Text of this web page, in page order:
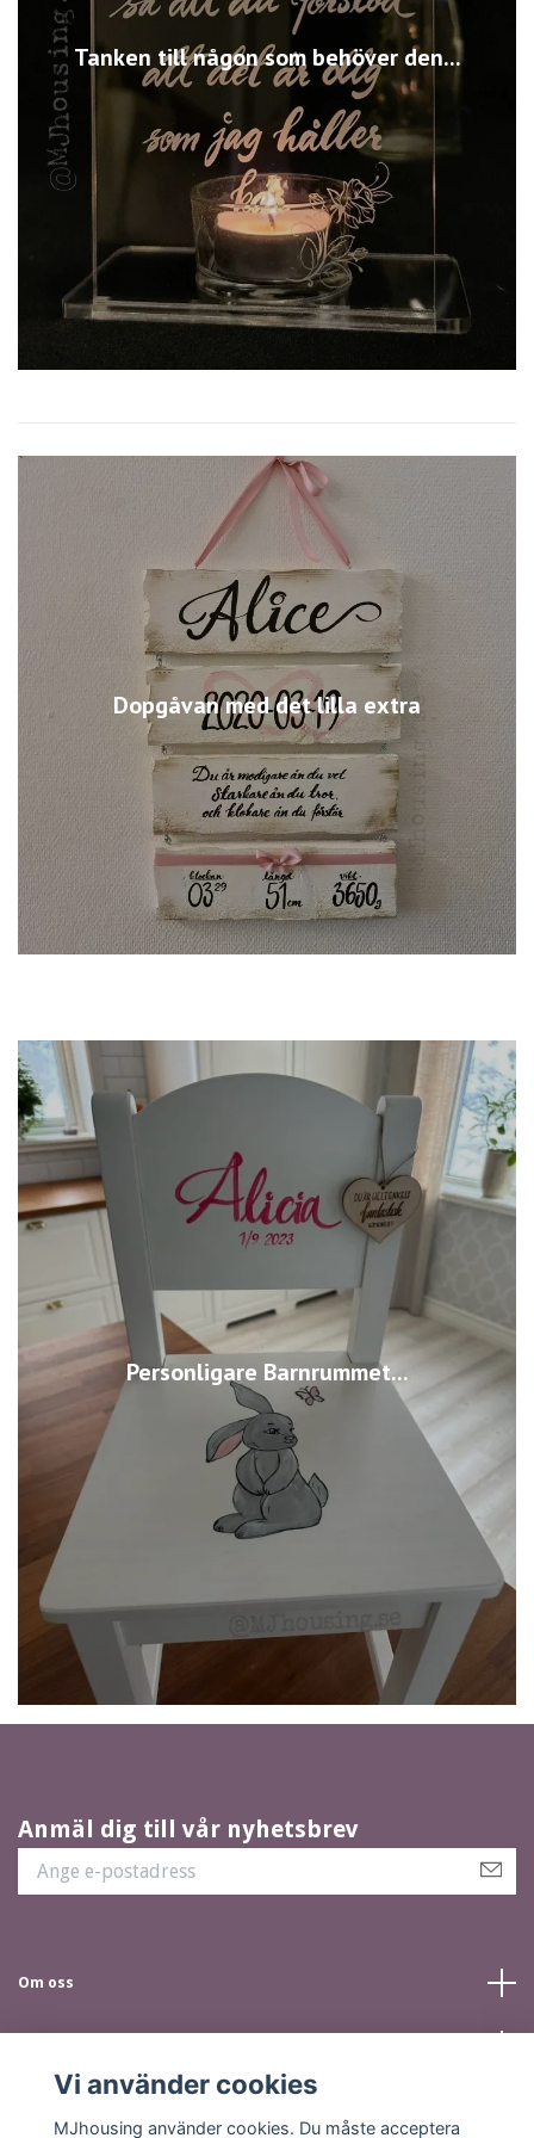
Tanken till någon som behöver den...
Dopgåvan med det lilla extra
Personligare Barnrummet...
Anmäl dig till vår nyhetsbrev
Om oss
Vi använder cookies
MJhousing använder cookies. Du måste acceptera